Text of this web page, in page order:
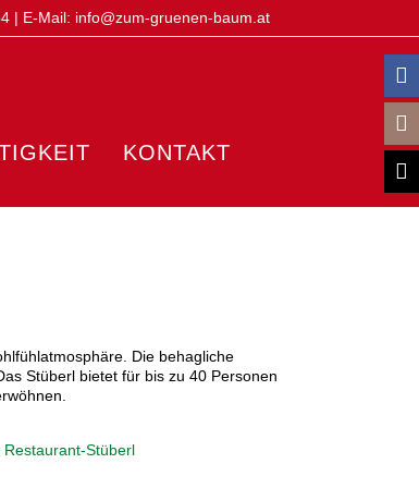
| E-Mail: info@zum-gruenen-baum.at
KONTAKT
Die behagliche
Stüberl bietet für bis zu 40 Personen